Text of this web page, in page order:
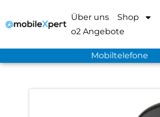
Über uns Shop
o2 Angebote
Mobiltelefone